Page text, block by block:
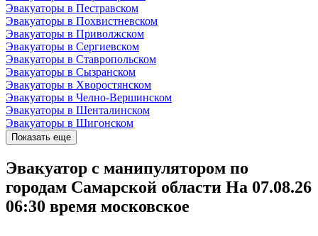
Эвакуаторы в Пестравском
Эвакуаторы в Похвистневском
Эвакуаторы в Приволжском
Эвакуаторы в Сергиевском
Эвакуаторы в Ставропольском
Эвакуаторы в Сызранском
Эвакуаторы в Хворостянском
Эвакуаторы в Челно-Вершинском
Эвакуаторы в Шенталинском
Эвакуаторы в Шигонском
Показать еще
Эвакуатор с манипулятором по
городам Самарской области На 07.08.26
06:30 время московское